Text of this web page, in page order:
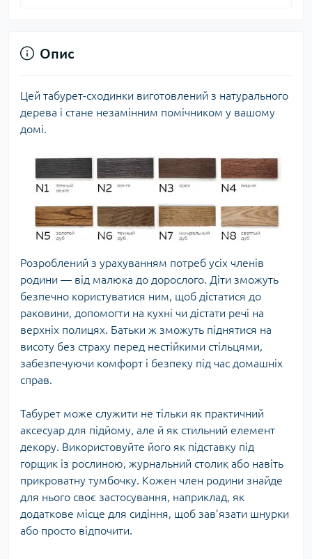
Опис
Цей табурет-сходинки виготовлений з натурального
дерева і стане незамінним помічником у вашому
домі.
Розроблений з урахуванням потреб усіх членів
родини — від малюка до дорослого. Діти зможуть
безпечно користуватися ним, щоб дістатися до
раковини, допомогти на кухні чи дістати речі на
верхніх полицях. Батьки ж зможуть піднятися на
висоту без страху перед нестійкими стільцями,
забезпечуючи комфорт і безпеку під час домашніх
справ.
Табурет може служити не тільки як практичний
аксесуар для підйому, але й як стильний елемент
декору. Використовуйте його як підставку під
горщик із рослиною, журнальний столик або навіть
прикроватну тумбочку. Кожен член родини знайде
для нього своє застосування, наприклад, як
додаткове місце для сидіння, щоб зав’язати шнурки
або просто відпочити.